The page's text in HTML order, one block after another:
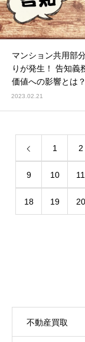
マンション共用部
りが発生！ 告知義
価値への影響とは？
2023.02.21
1 2
9 10 11
18 19 20
不動産買取